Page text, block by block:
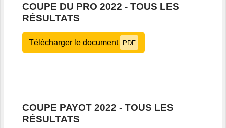
COUPE DU PRO 2022 - TOUS LES
RÉSULTATS
Télécharger le document PDF
COUPE PAYOT 2022 - TOUS LES
RÉSULTATS